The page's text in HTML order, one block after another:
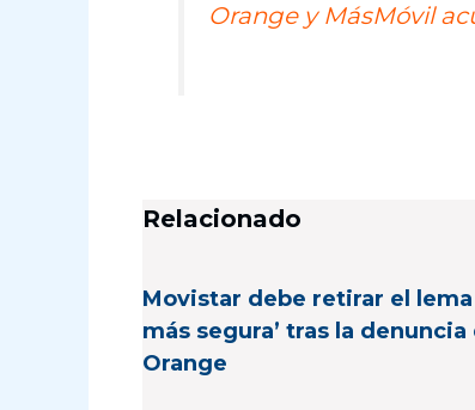
Orange y MásMóvil
Relacionado
Movistar debe retirar el lema
más segura’ tras la denuncia
Orange